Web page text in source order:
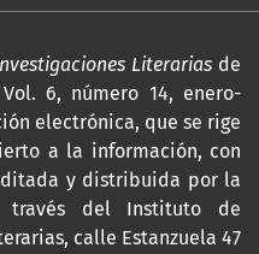
Literarias de
6, número 14, enero-
electrónica, que se rige
a la información, con
y distribuida por la
través del Instituto de
calle Estanzuela 47